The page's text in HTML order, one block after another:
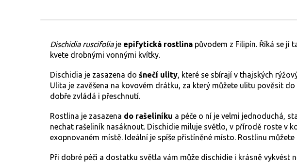
Dischidia ruscifolia je epifytická rostlina původem z Filipín. Říká se jí
kvete drobnými vonnými kvítky.
Dischidia je zasazena do šnečí ulity, které se sbírají v thajských
Ulita je zavěšena na kovovém drátku, za který můžete ulitu pověsit
dobře zvládá i přeschnutí.
Rostlina je zasazena do rašeliníku a péče o ní je velmi jednoduchá,
nechat rašeliník nasáknout. Dischidie miluje světlo, v přírodě roste v
exopnovaném místě. Ideální je spíše přistíněné místo. Rostlinu
Při dobré péči a dostatku světla vám může dischidie i krásně